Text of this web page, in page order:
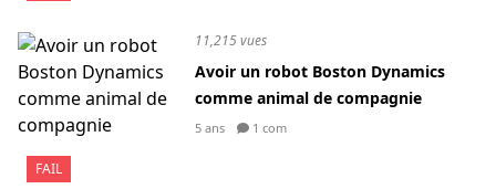
FAIL
11,215 vues
Avoir un robot Boston Dynamics
comme animal de compagnie
5 ans 1 com